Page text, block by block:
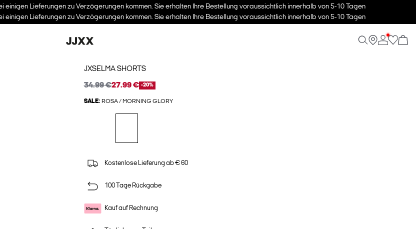
Lieferungen zu Verzögerungen kommen. Sie erhalten Ihre Bestellung voraussichtlich innerhalb von 5-10 Tagen
Lieferungen zu Verzögerungen kommen. Sie erhalten Ihre Bestellung voraussichtlich innerhalb von 5-10 Tagen
JXSELMA SHORTS
34.99 €27.99 € -20%
SALE: ROSA / MORNING GLORY
Kostenlose Lieferung ab € 60
100 Tage Rückgabe
Kauf auf Rechnung